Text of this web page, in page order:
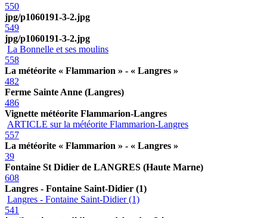
550
jpg/p1060191-3-2.jpg
549
jpg/p1060191-3-2.jpg
La Bonnelle et ses moulins
558
La météorite « Flammarion » - « Langres »
482
Ferme Sainte Anne (Langres)
486
Vignette météorite Flammarion-Langres
ARTICLE sur la météorite Flammarion-Langres
557
La météorite « Flammarion » - « Langres »
39
Fontaine St Didier de LANGRES (Haute Marne)
608
Langres - Fontaine Saint-Didier (1)
Langres - Fontaine Saint-Didier (1)
541